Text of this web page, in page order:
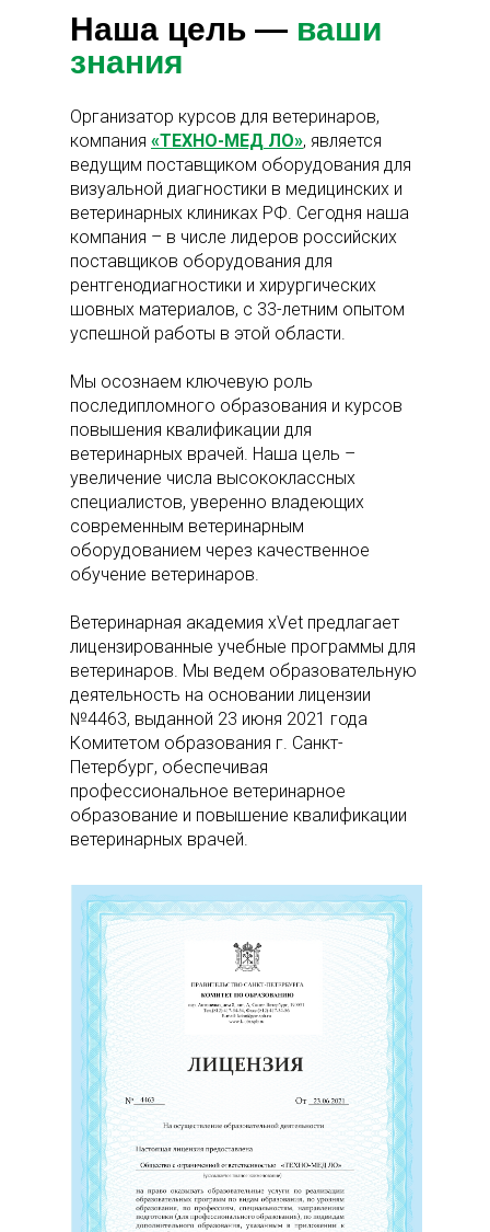
Организатор курсов для ветеринаров,
компания «ТЕХНО-МЕД ЛО», является
ведущим поставщиком оборудования для
визуальной диагностики в медицинских и
ветеринарных клиниках РФ. Сегодня наша
компания – в числе лидеров российских
поставщиков оборудования для
рентгенодиагностики и хирургических
шовных материалов, с 33-летним опытом
успешной работы в этой области.
Мы осознаем ключевую роль
последипломного образования и курсов
повышения квалификации для
ветеринарных врачей. Наша цель –
увеличение числа высококлассных
специалистов, уверенно владеющих
современным ветеринарным
оборудованием через качественное
обучение ветеринаров.
Ветеринарная академия xVet предлагает
лицензированные учебные программы для
ветеринаров. Мы ведем образовательную
деятельность на основании лицензии
№4463, выданной 23 июня 2021 года
Комитетом образования г. Санкт-
Петербург, обеспечивая
профессиональное ветеринарное
образование и повышение квалификации
ветеринарных врачей.
Наша цель — ваши
знания